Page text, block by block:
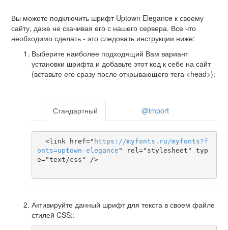
Вы можете подключить шрифт Uptown Elegance к своему
сайту, даже не скачивая его с нашего сервера. Все что
необходимо сделать - это следовать инструкции ниже:
Выберите наиболее подходящий Вам вариант
установки шрифта и добавьте этот код к себе на сайт
(вставьте его сразу после открывающего тега <head>):
Стандартный @import
  <link href="
https ://myfonts . ru /myfonts?f
onts=uptown-elegance " rel="stylesheet" typ
e="text/css" />
Активируйте данный шрифт для текста в своем файле
стилей CSS::